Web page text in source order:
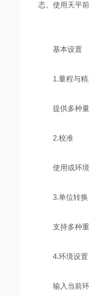
态。使用天平
基本设置
1.量程与精
提供多种量
2.校准
使用或环境
3.单位转换
支持多种重
4.环境设置
输入当前环